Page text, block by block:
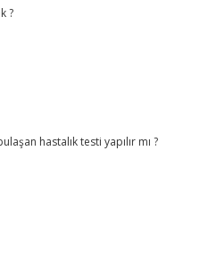
?
hastalık testi yapılır mı ?